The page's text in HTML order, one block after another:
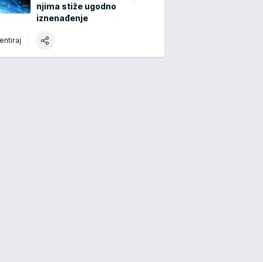
njima stiže ugodno
iznenađenje